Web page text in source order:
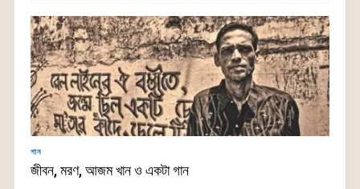
গান
জীবন, মরণ, আজম খান ও একটা গান